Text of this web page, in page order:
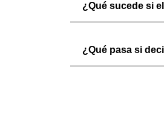
¿Qué sucede si
¿Qué pasa si